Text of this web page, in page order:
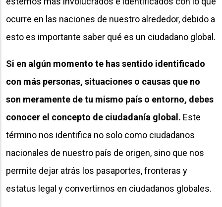
ocurre en las naciones de nuestro alrededor, debido a
esto es importante saber qué es un ciudadano global.
Si en algún momento te has sentido identificado
con más personas, situaciones o causas que no
son meramente de tu mismo país o entorno, debes
conocer el concepto de ciudadanía global. Este
término nos identifica no solo como ciudadanos
nacionales de nuestro país de origen, sino que nos
permite dejar atrás los pasaportes, fronteras y
estatus legal y convertirnos en ciudadanos globales.